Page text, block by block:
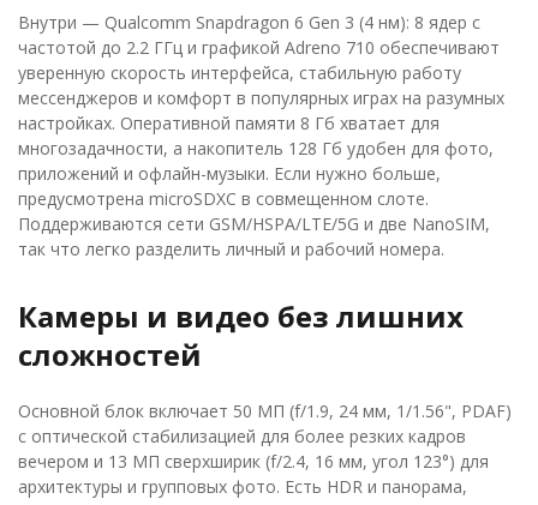
Внутри — Qualcomm Snapdragon 6 Gen 3 (4 нм): 8 ядер с
частотой до 2.2 ГГц и графикой Adreno 710 обеспечивают
уверенную скорость интерфейса, стабильную работу
мессенджеров и комфорт в популярных играх на разумных
настройках. Оперативной памяти 8 Гб хватает для
многозадачности, а накопитель 128 Гб удобен для фото,
приложений и офлайн-музыки. Если нужно больше,
предусмотрена microSDXC в совмещенном слоте.
Поддерживаются сети GSM/HSPA/LTE/5G и две NanoSIM,
так что легко разделить личный и рабочий номера.
Камеры и видео без лишних
сложностей
Основной блок включает 50 МП (f/1.9, 24 мм, 1/1.56", PDAF)
с оптической стабилизацией для более резких кадров
вечером и 13 МП сверхширик (f/2.4, 16 мм, угол 123°) для
архитектуры и групповых фото. Есть HDR и панорама,